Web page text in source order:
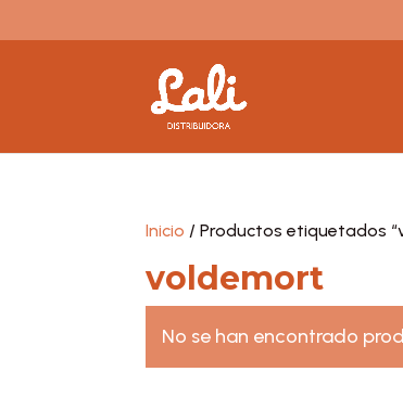
Inicio / Productos etiquetados
voldemort
No se han encontrado